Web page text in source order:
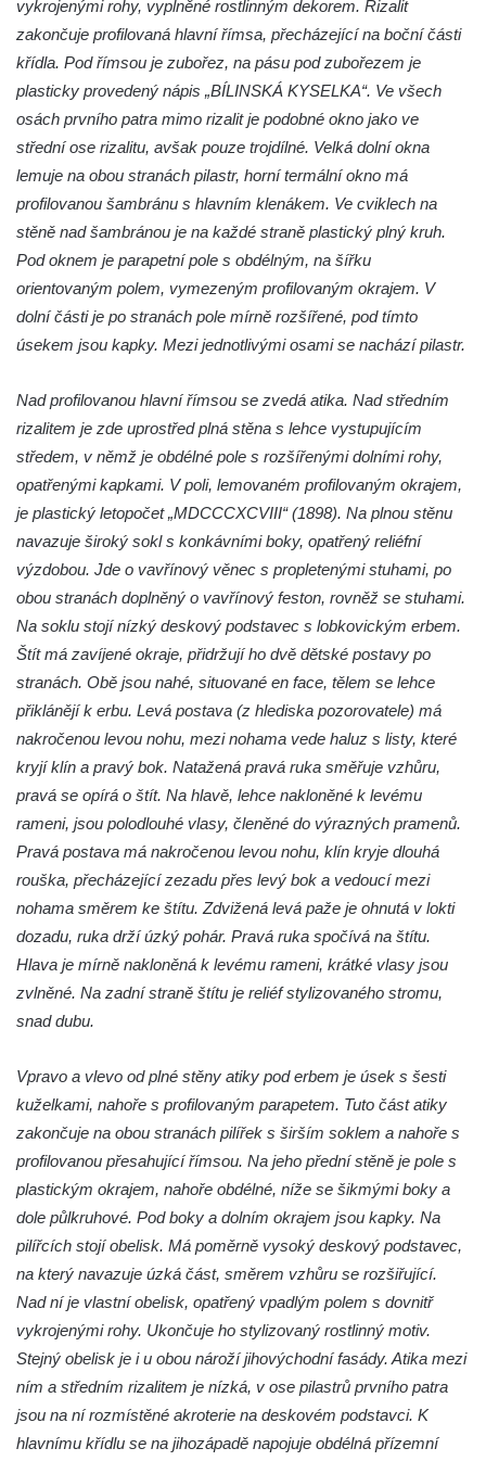
Oplocení čestného dvora zámku v
Duchcově
Fara u kostela Zvěstování Panny Marie na
náměstí Republiky v Duchcově
Areál Mikov v Mikulášovicích – Ignaze
Röslera synové, továrna kovového zboží
Dům správce hřbitova v Mikulášovicích
Tovární budova v Mikulášovicích – Anton
Pohl, továrna na gumové stuhy
Tovární budova čp. 478 v Mikulášovicích –
Schodiště ke kostelu Nanebevzetí Panny
Marie ve Vilémově
Lázeňský dům čp. 82 v Lázních Libverda
Obří sud v Lázních Libverda
Lázeňský dům Jizera čp. 116 v Lázních
Libverda
Dům čp. 94 na náměstí T. G. Masaryka ve
Frýdlantu
Dům čp. 104 na náměstí T. G. Masaryka ve
Frýdlantu
Dům čp. 102 na náměstí T. G. Masaryka ve
Frýdlantu
Dům čp. 2 zvaný Na Panské zvůli na
náměstí T. G. Masaryka ve Frýdlantu
Dům čp. 43 v Havlíčkově ulici ve Frýdlantu
Dům čp. 42 v Havlíčkově ulici ve Frýdlantu
Dvojdům čp. 92 a 93 (hotel Bílý kůň) na
náměstí T. G. Masaryka ve Frýdlantu
Dům čp. 3 na náměstí T. G. Masaryka ve
Frýdlantu
Dům ev.č. 89 v Benešově ulici ve Sloupu v
Čechách
Dům čp. 79 v Mlýnské ulici ve Sloupu v
Čechách
Dům čp. 134 v Mlýnské ulici ve Sloupu v
Čechách
vykrojenými rohy, vyplněné rostlinným dekorem. Rizalit
zakončuje profilovaná hlavní římsa, přecházející na boční části
křídla. Pod římsou je zubořez, na pásu pod zubořezem je
plasticky provedený nápis „BÍLINSKÁ KYSELKA“. Ve všech
osách prvního patra mimo rizalit je podobné okno jako ve
střední ose rizalitu, avšak pouze trojdílné. Velká dolní okna
lemuje na obou stranách pilastr, horní termální okno má
profilovanou šambránu s hlavním klenákem. Ve cviklech na
stěně nad šambránou je na každé straně plastický plný kruh.
Pod oknem je parapetní pole s obdélným, na šířku
orientovaným polem, vymezeným profilovaným okrajem. V
dolní části je po stranách pole mírně rozšířené, pod tímto
úsekem jsou kapky. Mezi jednotlivými osami se nachází pilastr.
Nad profilovanou hlavní římsou se zvedá atika. Nad středním
rizalitem je zde uprostřed plná stěna s lehce vystupujícím
středem, v němž je obdélné pole s rozšířenými dolními rohy,
opatřenými kapkami. V poli, lemovaném profilovaným okrajem,
je plastický letopočet „MDCCCXCVIII“ (1898). Na plnou stěnu
navazuje široký sokl s konkávními boky, opatřený reliéfní
výzdobou. Jde o vavřínový věnec s propletenými stuhami, po
obou stranách doplněný o vavřínový feston, rovněž se stuhami.
Na soklu stojí nízký deskový podstavec s lobkovickým erbem.
Štít má zavíjené okraje, přidržují ho dvě dětské postavy po
stranách. Obě jsou nahé, situované en face, tělem se lehce
přiklánějí k erbu. Levá postava (z hlediska pozorovatele) má
nakročenou levou nohu, mezi nohama vede haluz s listy, které
kryjí klín a pravý bok. Natažená pravá ruka směřuje vzhůru,
pravá se opírá o štít. Na hlavě, lehce nakloněné k levému
rameni, jsou polodlouhé vlasy, členěné do výrazných pramenů.
Pravá postava má nakročenou levou nohu, klín kryje dlouhá
rouška, přecházející zezadu přes levý bok a vedoucí mezi
nohama směrem ke štítu. Zdvižená levá paže je ohnutá v lokti
dozadu, ruka drží úzký pohár. Pravá ruka spočívá na štítu.
Hlava je mírně nakloněná k levému rameni, krátké vlasy jsou
zvlněné. Na zadní straně štítu je reliéf stylizovaného stromu,
snad dubu.
Vpravo a vlevo od plné stěny atiky pod erbem je úsek s šesti
kuželkami, nahoře s profilovaným parapetem. Tuto část atiky
zakončuje na obou stranách pilířek s širším soklem a nahoře s
profilovanou přesahující římsou. Na jeho přední stěně je pole s
plastickým okrajem, nahoře obdélné, níže se šikmými boky a
dole půlkruhové. Pod boky a dolním okrajem jsou kapky. Na
pilířcích stojí obelisk. Má poměrně vysoký deskový podstavec,
na který navazuje úzká část, směrem vzhůru se rozšiřující.
Nad ní je vlastní obelisk, opatřený vpadlým polem s dovnitř
vykrojenými rohy. Ukončuje ho stylizovaný rostlinný motiv.
Stejný obelisk je i u obou nároží jihovýchodní fasády. Atika mezi
ním a středním rizalitem je nízká, v ose pilastrů prvního patra
jsou na ní rozmístěné akroterie na deskovém podstavci. K
hlavnímu křídlu se na jihozápadě napojuje obdélná přízemní